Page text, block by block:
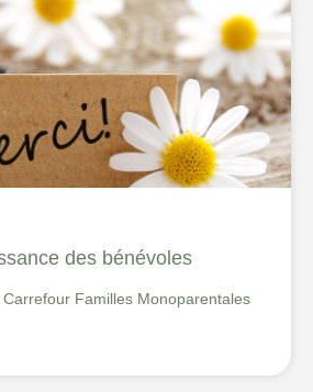
des bénévoles
Familles Monoparentales